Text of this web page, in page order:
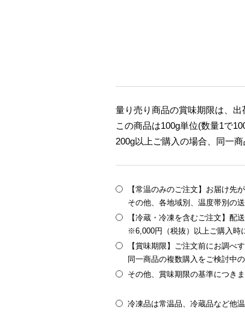
量り売り商品の賞味期限は、出
この商品は100g単位(数量1で
200g以上ご購入の場合、同一
【常温のみのご注文】お届け先
その他、各地域別、温度帯別の
【冷蔵・冷凍を含むご注文】配
※6,000円（税抜）以上ご購入時
【賞味期限】ご注文前にお調べ
同一商品の複数購入をご検討中
その他、賞味期限の基準につき
冷凍品は常温品、冷蔵品など他